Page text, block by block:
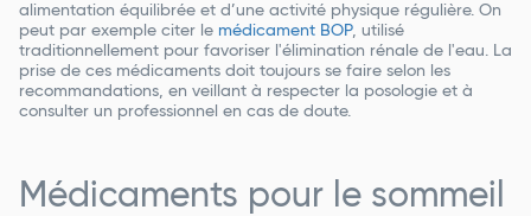
alimentation équilibrée et d’une activité physique régulière. On
peut par exemple citer le médicament BOP, utilisé
traditionnellement pour favoriser l'élimination rénale de l'eau. La
prise de ces médicaments doit toujours se faire selon les
recommandations, en veillant à respecter la posologie et à
consulter un professionnel en cas de doute.
Médicaments pour le sommeil